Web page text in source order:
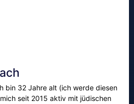
bin 32 Jahre alt (ich werde diesen
seit 2015 aktiv mit jüdischen